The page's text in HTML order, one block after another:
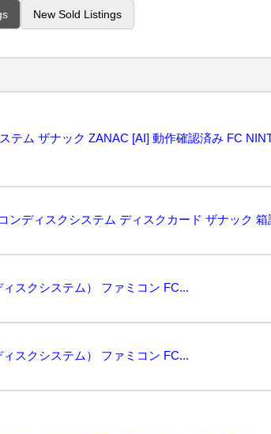
New Sold Listings
ィスクシステム） ファミコン FC...
ィスクシステム） ファミコン FC...